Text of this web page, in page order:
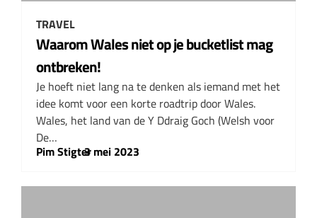
TRAVEL
Waarom Wales niet op je bucketlist mag
ontbreken!
Je hoeft niet lang na te denken als iemand met het
idee komt voor een korte roadtrip door Wales.
Wales, het land van de Y Ddraig Goch (Welsh voor
De…
Pim Stigter
–
3 mei 2023